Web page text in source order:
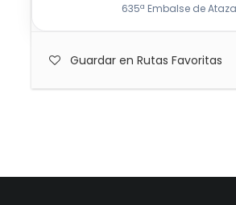
635ª Embalse de
Guardar en Rutas Favoritas